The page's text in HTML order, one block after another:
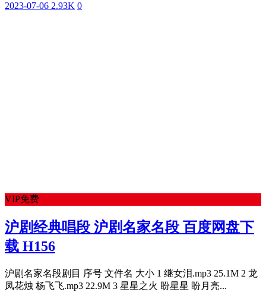
2023-07-06 2.93K 0
VIP免费
沪剧经典唱段 沪剧名家名段 百度网盘下
载 H156
沪剧名家名段剧目 序号 文件名 大小 1 继女泪.mp3 25.1M 2 龙
凤花烛 杨飞飞.mp3 22.9M 3 星星之火 盼星星 盼月亮...